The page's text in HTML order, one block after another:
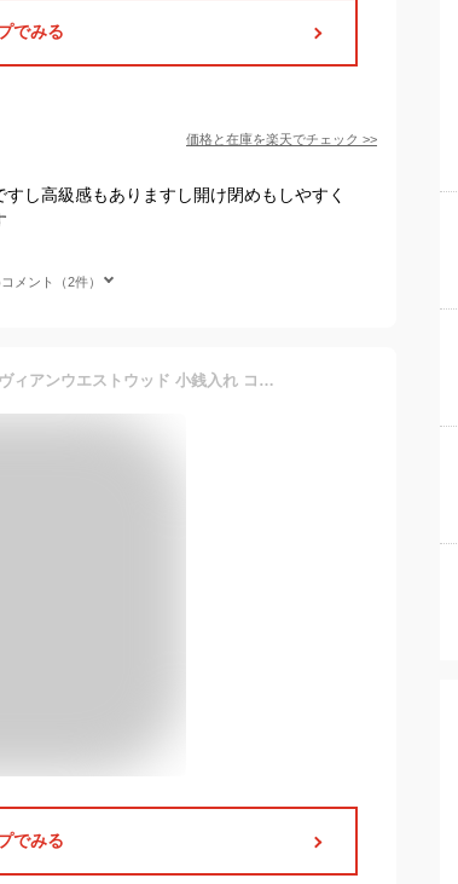
でみる
価格と在庫を楽天でチェック >>
し高級感もありますし開け閉めもしやすく
メント（2件）
【送料無料】【ラッピング無料】ヴィヴィアンウエストウッド 小銭入れ コインケース レディース ヴィンテージ WATER ORB ピンク 限定カラー Vivienne Westwood ヴィヴィアン ブランド 正規品 新品 ギフト プレゼント 人気 おすすめ
でみる